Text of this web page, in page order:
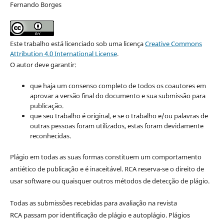
Fernando Borges
Este trabalho está licenciado sob uma licençaCreative Commons
Attribution 4.0 International License.
O autor deve garantir:
que haja um consenso completo de todos os coautores em
aprovar a versão final do documento e sua submissão para
publicação.
que seu trabalho é original, e se o trabalho e/ou palavras de
outras pessoas foram utilizados, estas foram devidamente
reconhecidas.
Plágio em todas as suas formas constituem um comportamento
antiético de publicação e é inaceitável. RCA reserva-se o direito de
usar software ou quaisquer outros métodos de detecção de plágio.
Todas as submissões recebidas para avaliação na revista
RCA passam por identificação de plágio e autoplágio. Plágios